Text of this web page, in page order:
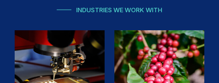
INDUSTRIES WE WORK WITH